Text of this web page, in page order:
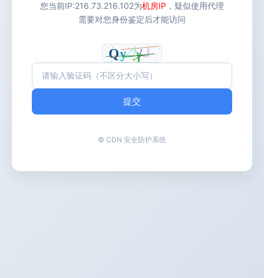
您当前IP:216.73.216.102为机房IP ，疑似使用代理
需要对您身份鉴定后才能访问
提交
© CDN 安全防护系统